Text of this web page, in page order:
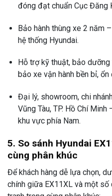
đóng đạt chuẩn Cục Đăng
Bảo hành thùng xe 2 năm
hệ thống Hyundai.
Hỗ trợ kỹ thuật, bảo dưỡng
bảo xe vận hành bền bỉ, ổn
Đại lý, showroom, chi
Vũng Tàu, TP. Hồ Chí
khu vực phía Nam.
5. So sánh Hyundai
cùng phân khúc
Để khách hàng dễ lựa chọn,
chính giữa EX11XL và một